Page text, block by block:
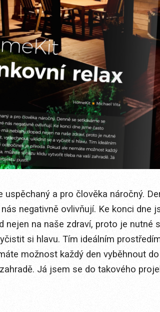
uspěchaný a pro člověka náročný.
negativně ovlivňují. Ke konci dne
nejen na naše zdraví, proto je nutné
si hlavu. Tím ideálním
možnost každý den vyběhnout
Já jsem se do takového